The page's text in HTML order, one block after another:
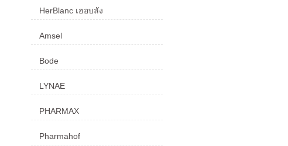
HerBlanc เฮอบลัง
Amsel
Bode
LYNAE
PHARMAX
Pharmahof